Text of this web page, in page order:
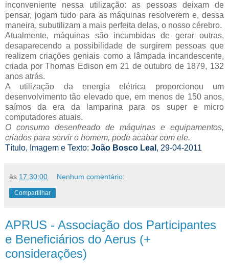
inconveniente nessa utilização: as pessoas deixam de
pensar, jogam tudo para as máquinas resolverem e, dessa
maneira, subutilizam a mais perfeita delas, o nosso cérebro.
Atualmente, máquinas são incumbidas de gerar outras,
desaparecendo a possibilidade de surgirem pessoas que
realizem criações geniais como a lâmpada incandescente,
criada por Thomas Edison em 21 de outubro de 1879, 132
anos atrás.
A utilização da energia elétrica proporcionou um
desenvolvimento tão elevado que, em menos de 150 anos,
saímos da era da lamparina para os super e micro
computadores atuais.
O consumo desenfreado de máquinas e equipamentos,
criados para servir o homem, pode acabar com ele.
Título, Imagem e Texto: João Bosco Leal , 29-04-2011
às 17:30:00 Nenhum comentário:
Compartilhar
APRUS - Associação dos Participantes
e Beneficiários do Aerus (+
considerações)